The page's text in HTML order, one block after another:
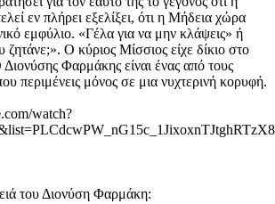
εν πλήρει εξελίξει, ότι η Μήδεια χώρα
εμφύλιο. «Γέλα για να μην κλάψεις» ή
Ο κύριος Μίσσιος είχε δίκιο στο
Φαρμάκης είναι ένας από τους
περιμένεις μόνος σε μια νυχτερινή κορυφή.
watch?
του Διονύση Φαρμάκη: